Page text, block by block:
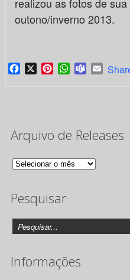
outono/inverno 2013.
Facebook
X PinterestWhatsApp
TeamsEmail
Arquivo de Releases
Arquivo
Releases
Pesquisar
Informações